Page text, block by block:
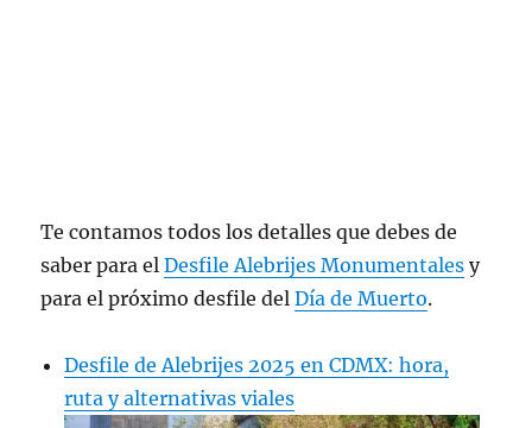
Te contamos todos los detalles que debes de
saber para elDesfile Alebrijes Monumentales y
para el próximo desfile delDía de Muerto.
Desfile de Alebrijes 2025 en CDMX: hora,
ruta y alternativas viales